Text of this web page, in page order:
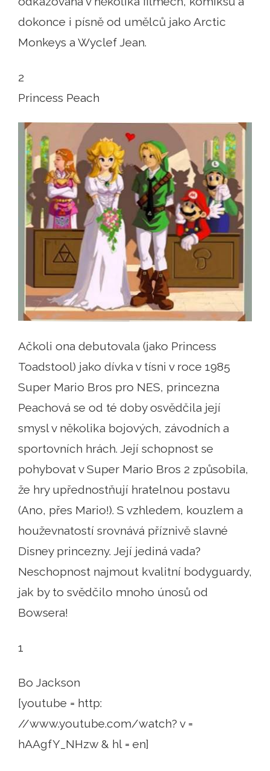
dokonce i písně od umělců jako Arctic
Monkeys a Wyclef Jean.
2
Princess Peach
Ačkoli ona debutovala (jako Princess
Toadstool) jako dívka v tísni v roce 1985
Super Mario Bros pro NES, princezna
Peachová se od té doby osvědčila její
smysl v několika bojových, závodních a
sportovních hrách. Její schopnost se
pohybovat v Super Mario Bros 2 způsobila,
že hry upřednostňují hratelnou postavu
(Ano, přes Mario!). S vzhledem, kouzlem a
houževnatostí srovnává příznivě slavné
Disney princezny. Její jediná vada?
Neschopnost najmout kvalitní bodyguardy,
jak by to svědčilo mnoho únosů od
Bowsera!
1
Bo Jackson
[youtube = http:
//www.youtube.com/watch? v =
hAAgfY_NHzw & hl = en]